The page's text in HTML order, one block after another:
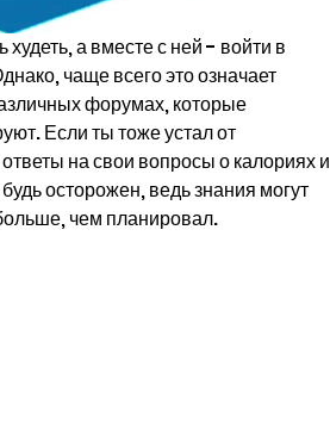
а вместе с ней - войти в
чаще всего это означает
форумах, которые
Если ты тоже устал от
на свои вопросы о калориях и
осторожен, ведь знания могут
чем планировал.